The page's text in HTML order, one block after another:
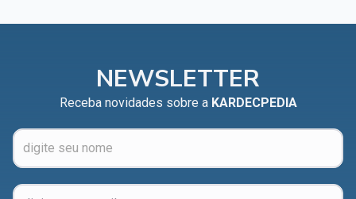
NEWSLETTER
Receba novidades sobre a KARDECPEDIA